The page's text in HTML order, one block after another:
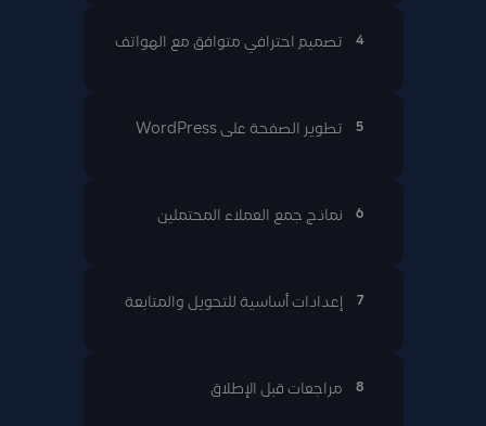
4 تصميم احترافي متوافق مع الهواتف
5 تطوير الصفحة على WordPress
6 نماذج جمع العملاء المحتملين
7 إعدادات أساسية للتحويل والمتابعة
8 مراجعات قبل الإطلاق